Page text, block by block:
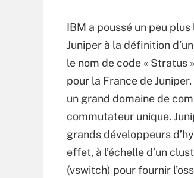
IBM a poussé un peu
Juniper à la définition
le nom de code « Stratus
pour la France de
un grand domaine de
commutateur unique.
grands développeurs
effet, à l’échelle d’un
(vswitch) pour fournir